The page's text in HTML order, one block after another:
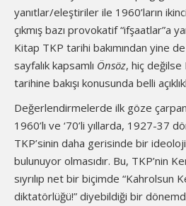
yanıtlar/eleştiriler ile 1960’ların
çıkmış bazı provokatif “ifşaatlar”a
Kitap TKP tarihi bakımından yine
sayfalık kapsamlı Önsöz, hiç değilse
tarihine bakışı konusunda belli
Değerlendirmelerde ilk göze
1960’lı ve ‘70’li yıllarda, 1927-37
TKP’sinin daha gerisinde bir
bulunuyor olmasıdır. Bu, TKP’nin
sıyrılıp net bir biçimde “Kahrolsun
diktatörlüğü!” diyebildiği bir